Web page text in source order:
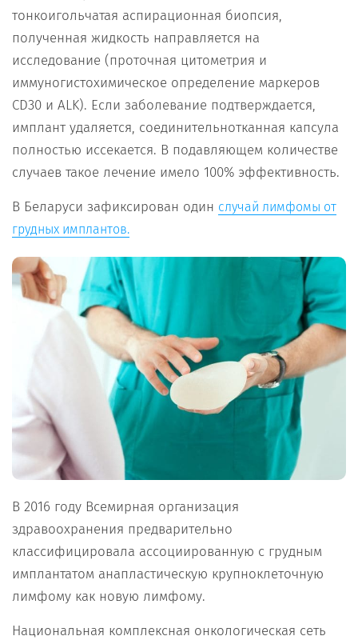
тонкоигольчатая аспирационная биопсия,
полученная жидкость направляется на
исследование (проточная цитометрия и
иммуногистохимическое определение маркеров
CD30 и ALK). Если заболевание подтверждается,
имплант удаляется, соединительнотканная капсула
полностью иссекается. В подавляющем количестве
случаев такое лечение имело 100% эффективность.
В Беларуси зафиксирован один случай лимфомы от
грудных имплантов.
В 2016 году Всемирная организация
здравоохранения предварительно
классифицировала ассоциированную с грудным
имплантатом анапластическую крупноклеточную
лимфому как новую лимфому.
Национальная комплексная онкологическая сеть